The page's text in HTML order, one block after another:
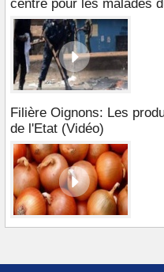
centre pour les malades
Filière Oignons: Les
de l'Etat (Vidéo)